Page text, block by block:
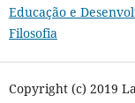
Educação e
Filosofia
Copyright (c) 2019